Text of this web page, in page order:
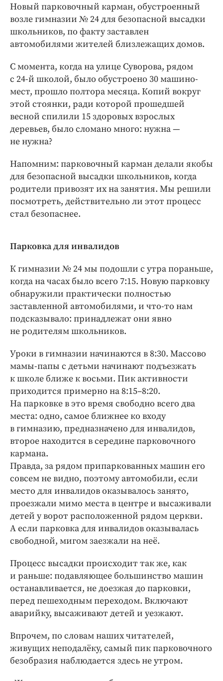
Погода
Праздники
Происшествия
Экономика и бизнес
ПРОЕКТЫ
Блоги
Издания
Медиаперсона
Клиника года
Бренд года
Работодатель года
Новый парковочный карман, обустроенный
возле гимназии № 24 для безопасной высадки
школьников, по факту заставлен
автомобилями жителей близлежащих домов.
С момента, когда на улице Суворова, рядом
с 24-й школой, было обустроено 30 машино-
мест, прошло полтора месяца. Копий вокруг
этой стоянки, ради которой прошедшей
весной спилили 15 здоровых взрослых
деревьев, было сломано много: нужна —
не нужна?
Напомним: парковочный карман делали якобы
для безопасной высадки школьников, когда
родители привозят их на занятия. Мы решили
посмотреть, действительно ли этот процесс
стал безопаснее.
Парковка для инвалидов
К гимназии № 24 мы подошли с утра пораньше,
когда на часах было всего 7:15. Новую парковку
обнаружили практически полностью
заставленной автомобилями, и что-то нам
подсказывало: принадлежат они явно
не родителям школьников.
Уроки в гимназии начинаются в 8:30. Массово
мамы-папы с детьми начинают подъезжать
к школе ближе к восьми. Пик активности
приходится примерно на 8:15–8:20.
На парковке в это время свободно всего два
места: одно, самое ближнее ко входу
в гимназию, предназначено для инвалидов,
второе находится в середине парковочного
кармана.
Правда, за рядом припаркованных машин его
совсем не видно, поэтому автомобили, если
место для инвалидов оказывалось занято,
проезжали мимо места в центре и высаживали
детей у ворот расположенной рядом церкви.
А если парковка для инвалидов оказывалась
свободной, мигом заезжали на неё.
Процесс высадки происходит так же, как
и раньше: подавляющее большинство машин
останавливается, не доезжая до парковки,
перед пешеходным переходом. Включают
аварийку, высаживают детей и уезжают.
Впрочем, по словам наших читателей,
живущих неподалёку, самый пик парковочного
безобразия наблюдается здесь не утром.